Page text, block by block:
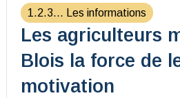
1.2.3... Les informations
Les agriculteurs
Blois la force de
motivation